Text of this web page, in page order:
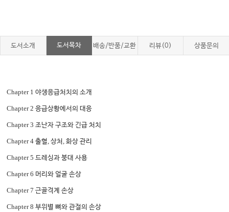
도서소개 도서목차 배송/반품/교환 리뷰(0) 상품문의
Chapter 1야생응급처치의 소개
Chapter 2응급상황에서의 대응
Chapter 3조난자 구조와 긴급 처치
Chapter 4출혈,상처,화상 관리
Chapter 5드레싱과 붕대 사용
Chapter 6 머리와 얼굴 손상
Chapter 7근골격계 손상
Chapter 8부위별 뼈와 관절의 손상